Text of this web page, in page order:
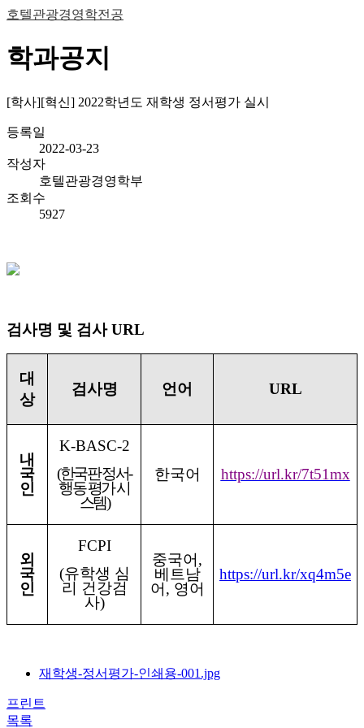
호텔관광경영학전공
학과공지
[학사][혁신] 2022학년도 재학생 정서평가 실시
등록일
2022-03-23
작성자
호텔관광경영학부
조회수
5927
검사명 및 검사URL
대
상
검사명 언어 URL
내
국
인
K-BASC-2
(한국판 정서-
행동 평가 시
스템)
한국어 https://url.kr/7t51mx
외
국
인
FCPI
(유학생 심
리 건강검
사)
중국어 ,
베트남
어 , 영어
https://url.kr/xq4m5e
재학생-정서평가-인쇄용-001.jpg
프린트
목록